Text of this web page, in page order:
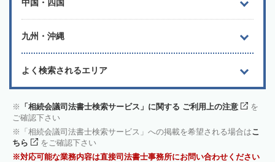
中国・四国
九州・沖縄
よく検索されるエリア
「相続会議司法書士検索サービス」に関する ご利用上の注意
を
ご確認下さい
「相続会議司法書士検索サービス」への掲載を希望される場合はこ
ちら
をご確認下さい
対応可能な業務内容は直接司法書士事務所にお問い合わせください